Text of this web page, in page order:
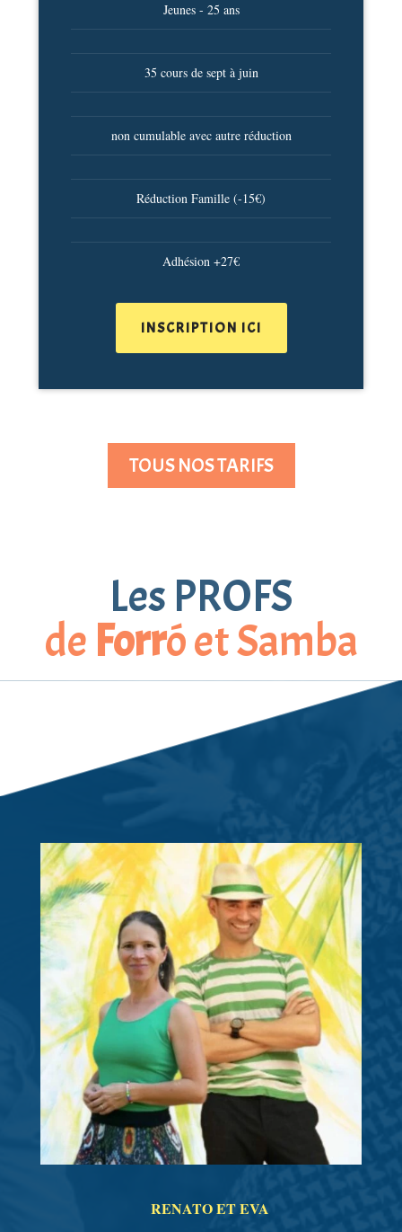
Jeunes - 25 ans
35 cours de sept à juin
non cumulable avec autre réduction
Réduction Famille (-15€)
Adhésion +27€
INSCRIPTION ICI
TOUS NOS TARIFS
Les PROFS
de Forróet Samba
RENATO ET EVA